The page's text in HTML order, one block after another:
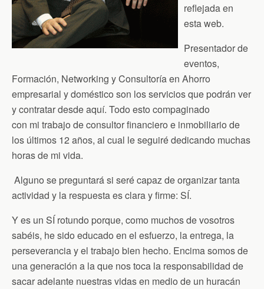
reflejada en
esta web.
Presentador de
eventos,
Formación, Networking y Consultoría en Ahorro
empresarial y doméstico son los servicios que podrán ver
y contratar desde aquí. Todo esto compaginado
con mi trabajo de consultor financiero e inmobiliario de
los últimos 12 años, al cual le seguiré dedicando muchas
horas de mi vida.
Alguno se preguntará si seré capaz de organizar tanta
actividad y la respuesta es clara y firme: SÍ.
Y es un SÍ rotundo porque, como muchos de vosotros
sabéis, he sido educado en el esfuerzo, la entrega, la
perseverancia y el trabajo bien hecho. Encima somos de
una generación a la que nos toca la responsabilidad de
sacar adelante nuestras vidas en medio de un huracán